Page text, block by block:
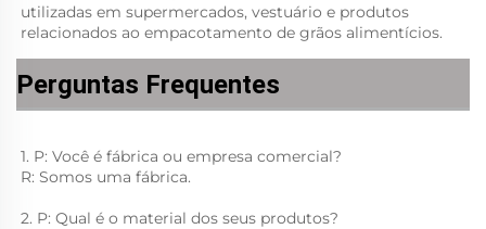
utilizadas em supermercados, vestuário e produtos
relacionados ao empacotamento de grãos alimentícios.
Perguntas Frequentes
1. P: Você é fábrica ou empresa comercial?
R: Somos uma fábrica.
2. P: Qual é o material dos seus produtos?